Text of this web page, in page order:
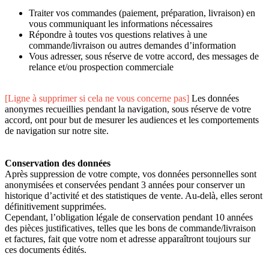
Traiter vos commandes (paiement, préparation, livraison) en
vous communiquant les informations nécessaires
Répondre à toutes vos questions relatives à une
commande/livraison ou autres demandes d’information
Vous adresser, sous réserve de votre accord, des messages de
relance et/ou prospection commerciale
[Ligne à supprimer si cela ne vous concerne pas] Les données
anonymes recueillies pendant la navigation, sous réserve de votre
accord, ont pour but de mesurer les audiences et les comportements
de navigation sur notre site.
Conservation des données
Après suppression de votre compte, vos données personnelles sont
anonymisées et conservées pendant 3 années pour conserver un
historique d’activité et des statistiques de vente. Au-delà, elles seront
définitivement supprimées.
Cependant, l’obligation légale de conservation pendant 10 années
des pièces justificatives, telles que les bons de commande/livraison
et factures, fait que votre nom et adresse apparaîtront toujours sur
ces documents édités.